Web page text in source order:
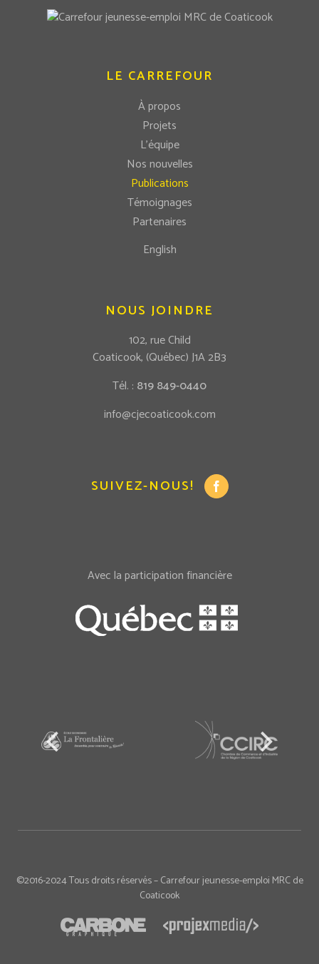
LE CARREFOUR
À propos
Projets
L’équipe
Nos nouvelles
Publications
Témoignages
Partenaires
English
NOUS JOINDRE
102, rue Child
Coaticook, (Québec) J1A 2B3
Tél. : 819 849-0440
info@cjecoaticook.com
SUIVEZ-NOUS!
Avec la participation financière
©2016-2024 Tous droits réservés – Carrefour jeunesse-emploi MRC de
Coaticook